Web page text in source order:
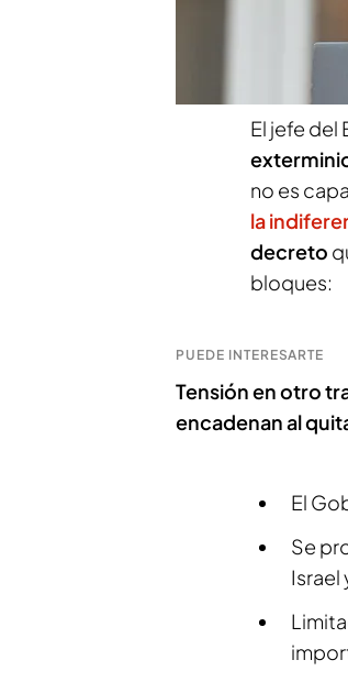
de
El jefe del
no es
la
decreto
bloques:
PUEDE INTERESARTE
Tensión en otro
encadenan al
El
Se
Israel